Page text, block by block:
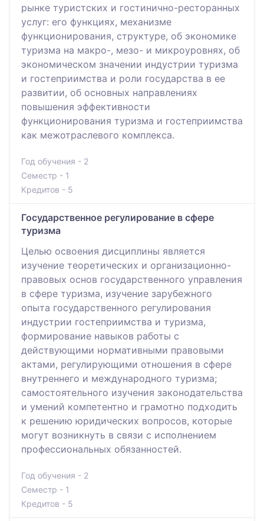
рынке туристских и гостинично-ресторанных
услуг: его функциях, механизме
функционирования, структуре, об экономике
туризма на макро-, мезо- и микроуровнях, об
экономическом значении индустрии туризма
и гостеприимства и роли государства в ее
развитии, об основных направлениях
повышения эффективности
функционирования туризма и гостеприимства
как межотраслевого комплекса.
Год обучения - 2
Семестр - 1
Кредитов - 5
Государственное регулирование в сфере
туризма
Целью освоения дисциплины является
изучение теоретических и организационно-
правовых основ государственного управления
в сфере туризма, изучение зарубежного
опыта государственного регулирования
индустрии гостеприимства и туризма,
формирование навыков работы с
действующими нормативными правовыми
актами, регулирующими отношения в сфере
внутреннего и международного туризма;
самостоятельного изучения законодательства
и умений компетентно и грамотно подходить
к решению юридических вопросов, которые
могут возникнуть в связи с исполнением
профессиональных обязанностей.
Год обучения - 2
Семестр - 1
Кредитов - 5